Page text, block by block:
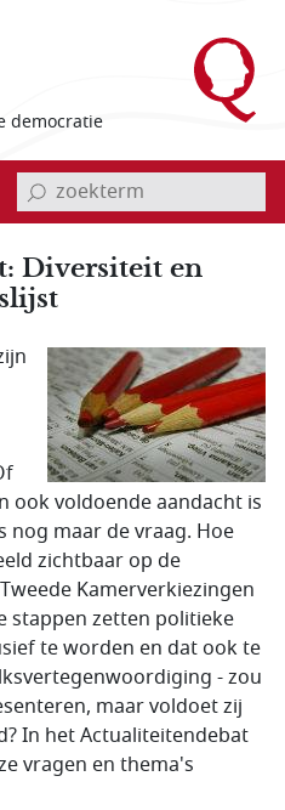
democratie
invoerveld zoekterm
Diversiteit en
ook voldoende aandacht is
nog maar de vraag. Hoe
zichtbaar op de
Kamerverkiezingen
stappen zetten politieke
te worden en dat ook te
- zou
maar voldoet zij
In het Actualiteitendebat
vragen en thema's